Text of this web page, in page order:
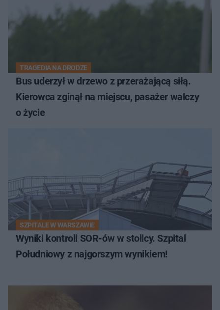
TRAGEDIA NA DRODZE
Bus uderzył w drzewo z przerażającą siłą.
Kierowca zginął na miejscu, pasażer walczy
o życie
SZPITALE W WARSZAWIE
Wyniki kontroli SOR-ów w stolicy. Szpital
Południowy z najgorszym wynikiem!